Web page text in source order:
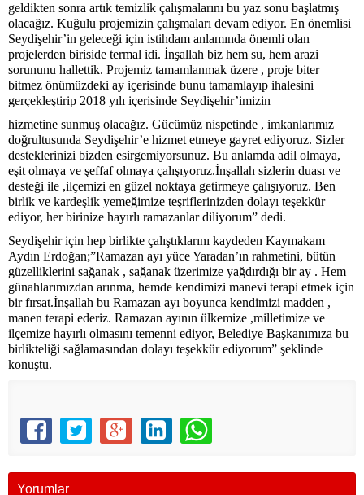
geldikten sonra artık temizlik çalışmalarını bu yaz sonu başlatmış
olacağız. Kuğulu projemizin çalışmaları devam ediyor. En önemlisi
Seydişehir’in geleceği için istihdam anlamında önemli olan
projelerden biriside termal idi. İnşallah biz hem su, hem arazi
sorununu hallettik. Projemiz tamamlanmak üzere , proje biter
bitmez önümüzdeki ay içerisinde bunu tamamlayıp ihalesini
gerçekleştirip 2018 yılı içerisinde Seydişehir’imizin
hizmetine sunmuş olacağız. Gücümüz nispetinde , imkanlarımız
doğrultusunda Seydişehir’e hizmet etmeye gayret ediyoruz. Sizler
desteklerinizi bizden esirgemiyorsunuz. Bu anlamda adil olmaya,
eşit olmaya ve şeffaf olmaya çalışıyoruz.İnşallah sizlerin duası ve
desteği ile ,ilçemizi en güzel noktaya getirmeye çalışıyoruz. Ben
birlik ve kardeşlik yemeğimize teşriflerinizden dolayı teşekkür
ediyor, her birinize hayırlı ramazanlar diliyorum” dedi.
Seydişehir için hep birlikte çalıştıklarını kaydeden Kaymakam
Aydın Erdoğan;”Ramazan ayı yüce Yaradan’ın rahmetini, bütün
güzelliklerini sağanak , sağanak üzerimize yağdırdığı bir ay . Hem
günahlarımızdan arınma, hemde kendimizi manevi terapi etmek için
bir fırsat.İnşallah bu Ramazan ayı boyunca kendimizi madden ,
manen terapi ederiz. Ramazan ayının ülkemize ,milletimize ve
ilçemize hayırlı olmasını temenni ediyor, Belediye Başkanımıza bu
birlikteliği sağlamasından dolayı teşekkür ediyorum” şeklinde
konuştu.
Yorumlar